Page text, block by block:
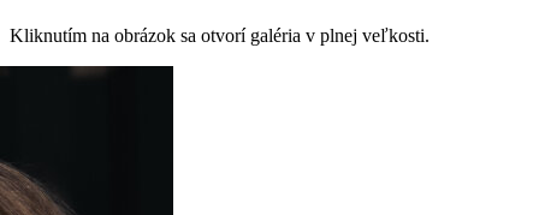
Kliknutím na obrázok sa otvorí galéria v plnej veľkosti.